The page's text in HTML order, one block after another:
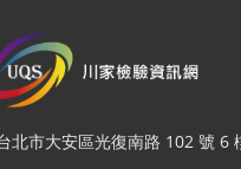
北市大安區光復南路 102 號 6